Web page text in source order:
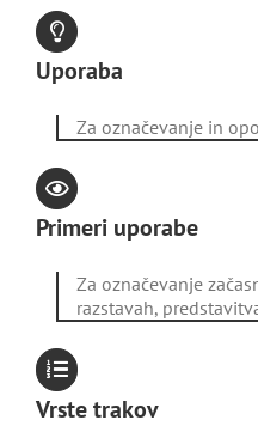
Uporaba
Za označevanje in
Primeri uporabe
Za označevanje
razstavah,
Vrste trakov